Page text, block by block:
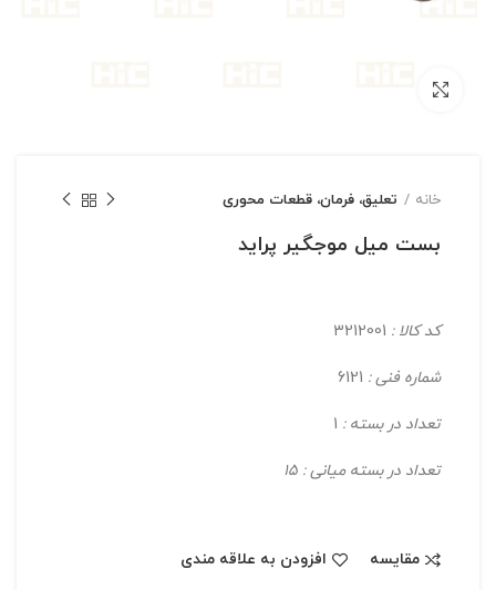
خانه تعلیق، فرمان، قطعات محوری
بست میل موجگیر پراید
کد کالا :
شماره فنی :
تعداد در بسته :
تعداد در بسته میانی : 15
مقایسه افزودن به علاقه مندی